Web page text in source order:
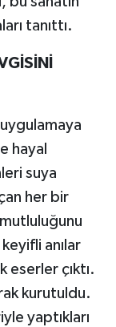
tanıttı.
hayal
suya
her bir
anılar
çıktı.
kurutuldu.
yaptıkları